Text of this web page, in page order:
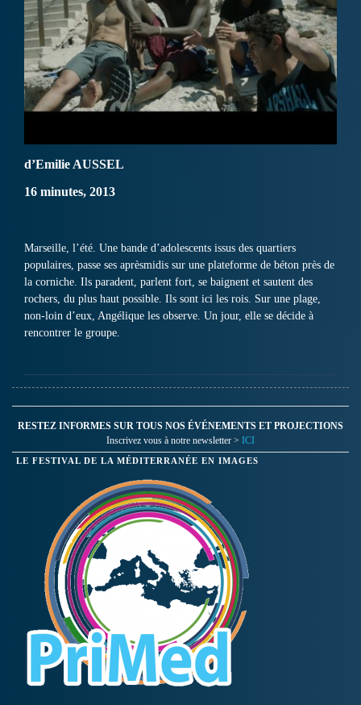
d’Emilie AUSSEL
16 minutes, 2013
Marseille, l’été. Une bande d’adolescents issus des quartiers
populaires, passe ses aprèsmidis sur une plateforme de béton près de
la corniche. Ils paradent, parlent fort, se baignent et sautent des
rochers, du plus haut possible. Ils sont ici les rois. Sur une plage,
non-loin d’eux, Angélique les observe. Un jour, elle se décide à
rencontrer le groupe.
RESTEZ INFORMES SUR TOUS NOS ÉVÉNEMENTS ET PROJECTIONS
Inscrivez vous à notre newsletter > ICI
LE FESTIVAL DE LA MÉDITERRANÉE EN IMAGES